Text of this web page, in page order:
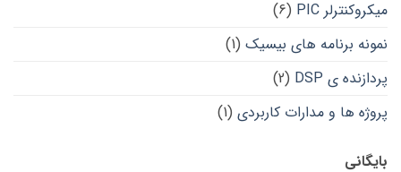
میکروکنترلر PIC
(6)
نمونه برنامه های بیسیک (1)
پردازنده ی DSP
(2)
پروژه ها و مدارات کاربردی (1)
بایگانی